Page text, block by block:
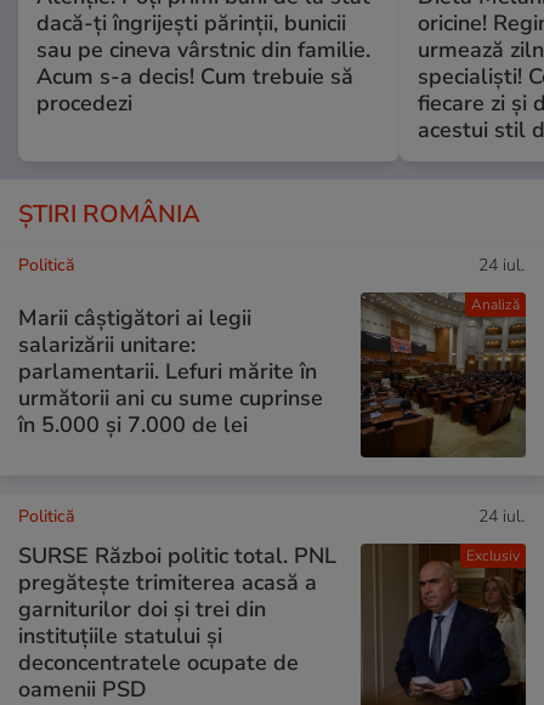
dacă-ți îngrijești părinții, bunicii
sau pe cineva vârstnic din familie.
Acum s-a decis! Cum trebuie să
procedezi
oricine!
urmează
specialiști!
fiecare zi și
acestui stil
ȘTIRI ROMÂNIA
Analiză
Politică 24 iul.
Marii câștigători ai legii
salarizării unitare:
parlamentarii. Lefuri mărite în
următorii ani cu sume cuprinse
în 5.000 și 7.000 de lei
Exclusiv
Politică 24 iul.
SURSE Război politic total. PNL
pregătește trimiterea acasă a
garniturilor doi și trei din
instituțiile statului și
deconcentratele ocupate de
oamenii PSD